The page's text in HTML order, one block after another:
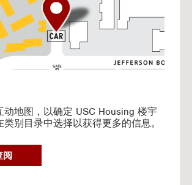
动地图，以确定 USC Housing 楼宇
别目录中选择以获得更多的信息。
阅